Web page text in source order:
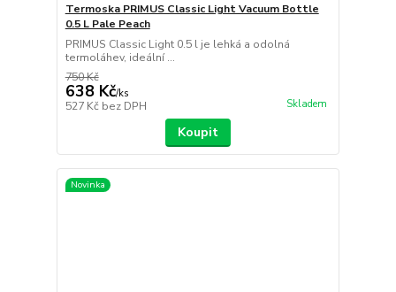
Termoska PRIMUS Classic Light Vacuum Bottle
0.5 L Pale Peach
PRIMUS Classic Light 0.5 l je lehká a odolná
termoláhev, ideální ...
750 Kč
638 Kč/ks
527 Kč bez DPH Skladem
Koupit
Novinka